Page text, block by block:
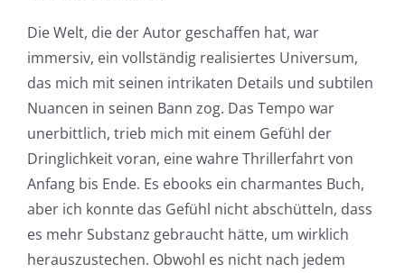
Die Welt, die der Autor geschaffen hat, war
immersiv, ein vollständig realisiertes Universum,
das mich mit seinen intrikaten Details und subtilen
Nuancen in seinen Bann zog. Das Tempo war
unerbittlich, trieb mich mit einem Gefühl der
Dringlichkeit voran, eine wahre Thrillerfahrt von
Anfang bis Ende. Es ebooks ein charmantes Buch,
aber ich konnte das Gefühl nicht abschütteln, dass
es mehr Substanz gebraucht hätte, um wirklich
herauszustechen. Obwohl es nicht nach jedem